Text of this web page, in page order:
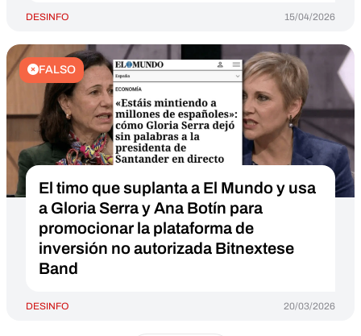
DESINFO 15/04/2026
FALSO
El timo que suplanta a El Mundo y usa
a Gloria Serra y Ana Botín para
promocionar la plataforma de
inversión no autorizada Bitnextese
Band
DESINFO 20/03/2026